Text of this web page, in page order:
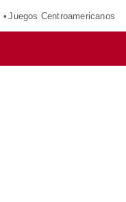
Juegos Centroamericanos